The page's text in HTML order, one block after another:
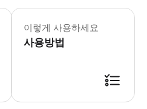
이렇게 사용하세요
사용방법